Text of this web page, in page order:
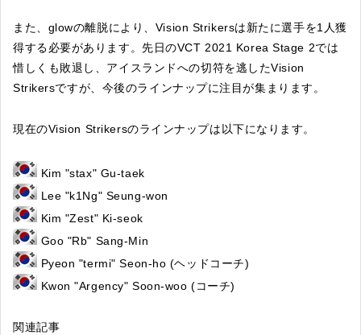
また、glowの離脱により、Vision Strikersは新たに選手を1人獲
得する必要があります。先日のVCT 2021 Korea Stage 2では
惜しくも敗退し、アイスランドへの切符を逃したVision
Strikersですが、今後のラインナップに注目が集まります。
現在のVision Strikersのラインナップは以下になります。
Kim "stax" Gu-taek
Lee "k1Ng" Seung-won
Kim "Zest" Ki-seok
Goo "Rb" Sang-Min
Pyeon "termi" Seon-ho (ヘッドコーチ)
Kwon "Argency" Soon-woo (コーチ)
関連記事